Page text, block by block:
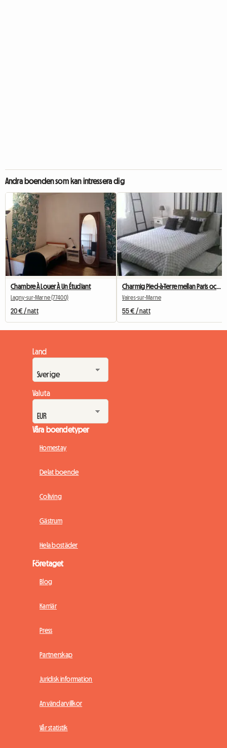
Andra boenden som kan intressera dig
Chambre À Louer À Un Étudiant
Lagny-sur-Marne (77400)
20 € / natt
Charmig Pied-à-Terre mellan Paris och Disneyland
Vaires-sur-Marne
55 € / natt
Land
Valuta
Våra boendetyper
Homestay
Delat boende
Coliving
Gästrum
Hela bostäder
Företaget
Blog
Karriär
Press
Partnerskap
Juridisk information
Användarvillkor
Vår statistik